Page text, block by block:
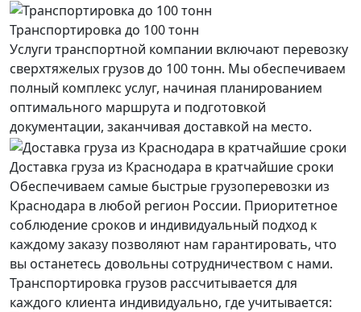
Транспортировка до 100 тонн
Услуги транспортной компании включают перевозку
сверхтяжелых грузов до 100 тонн. Мы обеспечиваем
полный комплекс услуг, начиная планированием
оптимального маршрута и подготовкой
документации, заканчивая доставкой на место.
Доставка груза из Краснодара в кратчайшие сроки
Обеспечиваем самые быстрые грузоперевозки из
Краснодара в любой регион России. Приоритетное
соблюдение сроков и индивидуальный подход к
каждому заказу позволяют нам гарантировать, что
вы останетесь довольны сотрудничеством с нами.
Транспортировка грузов рассчитывается для
каждого клиента индивидуально, где учитывается: